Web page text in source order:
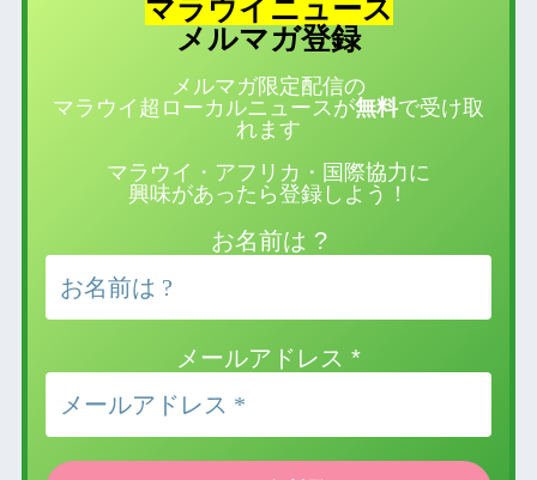
マラウイニュース
メルマガ登録
メルマガ限定配信の
マラウイ超ローカルニュースが無料で受け取
れます
マラウイ・アフリカ・国際協力に
興味があったら登録しよう！
お名前は ?
メールアドレス *